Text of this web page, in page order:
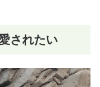
されたい